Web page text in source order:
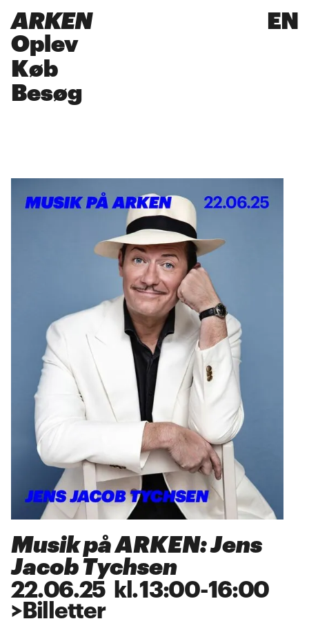
ARKEN
EN
Oplev
Køb
Besøg
Musik på ARKEN: Jens
Jacob Tychsen
22.06.25 kl.13:00-16:00
> Billetter